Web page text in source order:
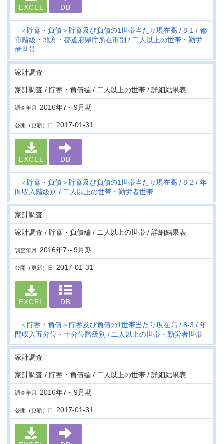
EXCEL DB
＜貯蓄・負債＞貯蓄及び負債の1世帯当たり現在高 8-1
都
市階級・地方・都道府県庁所在市別
二人以上の世帯・勤労
者世帯
家計調査
家計調査 / 貯蓄・負債編 / 二人以上の世帯 / 詳細結果表
調査年月 2016年7～9月期
公開（更新）日 2017-01-31
EXCEL DB
＜貯蓄・負債＞貯蓄及び負債の1世帯当たり現在高 8-2
年
間収入階級別
二人以上の世帯・勤労者世帯
家計調査
家計調査 / 貯蓄・負債編 / 二人以上の世帯 / 詳細結果表
調査年月 2016年7～9月期
公開（更新）日 2017-01-31
EXCEL DB
＜貯蓄・負債＞貯蓄及び負債の1世帯当たり現在高 8-3
年
間収入五分位・十分位階級別
二人以上の世帯・勤労者世帯
家計調査
家計調査 / 貯蓄・負債編 / 二人以上の世帯 / 詳細結果表
調査年月 2016年7～9月期
公開（更新）日 2017-01-31